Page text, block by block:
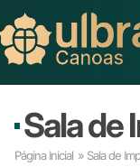
Sala de
Página Inicial » Sala de